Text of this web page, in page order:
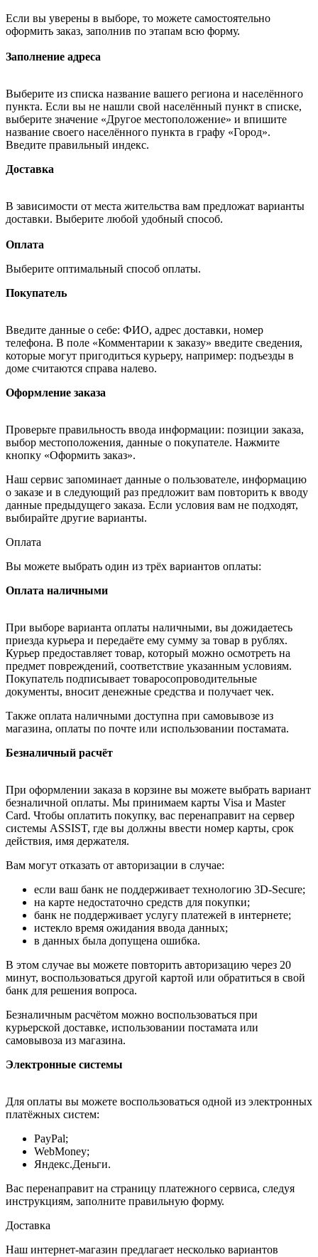
Если вы уверены в выборе, то можете самостоятельно
оформить заказ, заполнив по этапам всю форму.
Заполнение адреса
Выберите из списка название вашего региона и населённого
пункта. Если вы не нашли свой населённый пункт в списке,
выберите значение «Другое местоположение» и впишите
название своего населённого пункта в графу «Город».
Введите правильный индекс.
Доставка
В зависимости от места жительства вам предложат варианты
доставки. Выберите любой удобный способ.
Оплата
Выберите оптимальный способ оплаты.
Покупатель
Введите данные о себе: ФИО, адрес доставки, номер
телефона. В поле «Комментарии к заказу» введите сведения,
которые могут пригодиться курьеру, например: подъезды в
доме считаются справа налево.
Оформление заказа
Проверьте правильность ввода информации: позиции заказа,
выбор местоположения, данные о покупателе. Нажмите
кнопку «Оформить заказ».
Наш сервис запоминает данные о пользователе, информацию
о заказе и в следующий раз предложит вам повторить к вводу
данные предыдущего заказа. Если условия вам не подходят,
выбирайте другие варианты.
Оплата
Вы можете выбрать один из трёх вариантов оплаты:
Оплата наличными
При выборе варианта оплаты наличными, вы дожидаетесь
приезда курьера и передаёте ему сумму за товар в рублях.
Курьер предоставляет товар, который можно осмотреть на
предмет повреждений, соответствие указанным условиям.
Покупатель подписывает товаросопроводительные
документы, вносит денежные средства и получает чек.
Также оплата наличными доступна при самовывозе из
магазина, оплаты по почте или использовании постамата.
Безналичный расчёт
При оформлении заказа в корзине вы можете выбрать вариант
безналичной оплаты. Мы принимаем карты Visa и Master
Card. Чтобы оплатить покупку, вас перенаправит на сервер
системы ASSIST, где вы должны ввести номер карты, срок
действия, имя держателя.
Вам могут отказать от авторизации в случае:
если ваш банк не поддерживает технологию 3D-Secure;
на карте недостаточно средств для покупки;
банк не поддерживает услугу платежей в интернете;
истекло время ожидания ввода данных;
в данных была допущена ошибка.
В этом случае вы можете повторить авторизацию через 20
минут, воспользоваться другой картой или обратиться в свой
банк для решения вопроса.
Безналичным расчётом можно воспользоваться при
курьерской доставке, использовании постамата или
самовывоза из магазина.
Электронные системы
Для оплаты вы можете воспользоваться одной из электронных
платёжных систем:
PayPal;
WebMoney;
Яндекс.Деньги.
Вас перенаправит на страницу платежного сервиса, следуя
инструкциям, заполните правильную форму.
Доставка
Наш интернет-магазин предлагает несколько вариантов